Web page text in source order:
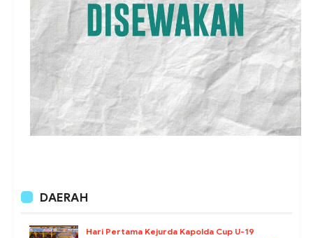
DAERAH
Hari Pertama Kejurda Kapolda Cup U-19